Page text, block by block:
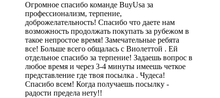
Огромное спасибо команде BuyUsa за
профессионализм, терпение,
доброжелательность! Спасибо что даете нам
возможность продолжать покупать за рубежом в
такое непростое время! Замечательные ребята
все! Больше всего общалась с Виолеттой . Ей
отдельное спасибо за терпение! Задаешь вопрос в
любое время и через 3-4 минуты имеешь четкое
представление где твоя посылка . Чудеса!
Спасибо всем! Когда получаешь посылку -
радости предела нету!!